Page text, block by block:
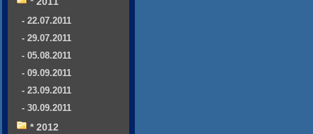
- 22.07.2011
- 29.07.2011
- 05.08.2011
- 09.09.2011
- 23.09.2011
- 30.09.2011
* 2012